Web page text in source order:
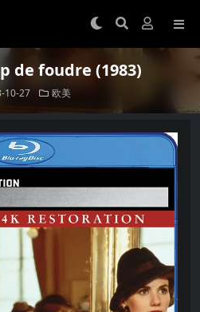
de foudre (1983)
10-27 欧美